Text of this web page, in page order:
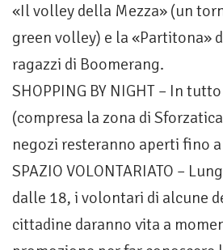
«Il volley della Mezza» (un
green volley) e la «Partitona»
ragazzi di Boomerang.
SHOPPING BY NIGHT – In
(compresa la zona di
negozi resteranno aperti fino
SPAZIO VOLONTARIATO –
dalle 18, i volontari di alcune
cittadine daranno vita a